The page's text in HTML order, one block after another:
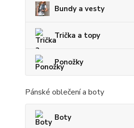
Bundy a vesty
Trička a topy
Ponožky
Pánské oblečení a boty
Boty